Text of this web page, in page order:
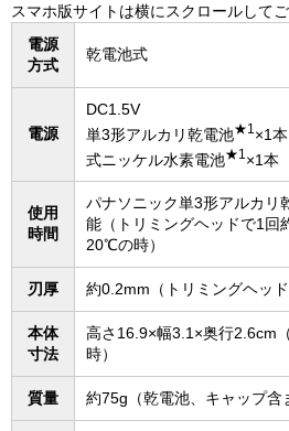
スマホ版サイトは横にスクロールして
電源
方式
乾電池式
電源
DC1.5V
単3形アルカリ乾電池★1 ×1
式ニッケル水素電池★1 ×1本
使用
時間
パナソニック単3形アルカリ
能（トリミングヘッドで1回
20℃の時）
刃厚 約0.2mm（トリミングヘッド
本体
寸法
高さ16.9×幅3.1×奥行2.6cm
時）
質量 約75g（乾電池、キャップ含